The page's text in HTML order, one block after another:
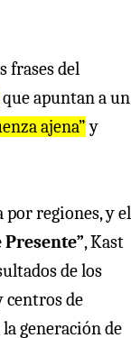
frases del
que apuntan a un
ajena”y
por regiones, y el
, Kast
de los
centros de
generación de